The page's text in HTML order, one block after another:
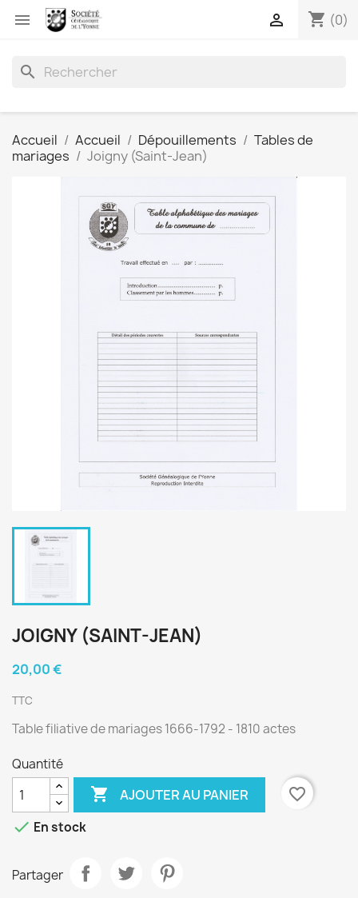
 shopping_cart (0)

search
Accueil Accueil Dépouillements
Tables de
mariages
Joigny (Saint-Jean)
JOIGNY (SAINT-JEAN)
20,00 €
TTC
Table filiative de mariages 1666-1792 - 1810 actes
Quantité
 AJOUTER AU PANIER
favorite_border
 En stock
Partager